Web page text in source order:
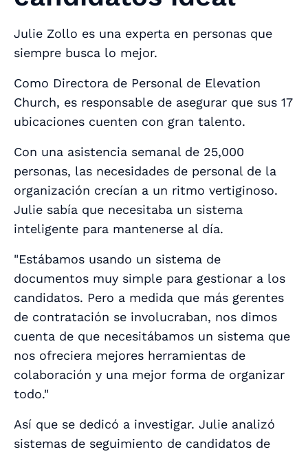
Julie Zollo es una experta en personas que
siempre busca lo mejor.
Como Directora de Personal de Elevation
Church, es responsable de asegurar que sus 17
ubicaciones cuenten con gran talento.
Con una asistencia semanal de 25,000
personas, las necesidades de personal de la
organización crecían a un ritmo vertiginoso.
Julie sabía que necesitaba un sistema
inteligente para mantenerse al día.
"Estábamos usando un sistema de
documentos muy simple para gestionar a los
candidatos. Pero a medida que más gerentes
de contratación se involucraban, nos dimos
cuenta de que necesitábamos un sistema que
nos ofreciera mejores herramientas de
colaboración y una mejor forma de organizar
todo."
Así que se dedicó a investigar. Julie analizó
sistemas de seguimiento de candidatos de